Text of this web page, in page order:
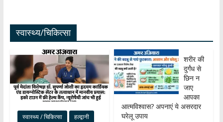
स्वास्थ्य/चिकित्सा
स्वास्थ्य / चिकित्सा हल्द्वानी
शरीर की
दुर्गंध से
छिन न
जाए
आपका
आत्मविश्वास? अपनाएं ये असरदार
घरेलू उपाय